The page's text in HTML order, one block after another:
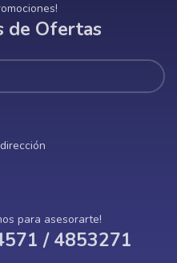
de Ofertas
para asesorarte!
/ 4853271